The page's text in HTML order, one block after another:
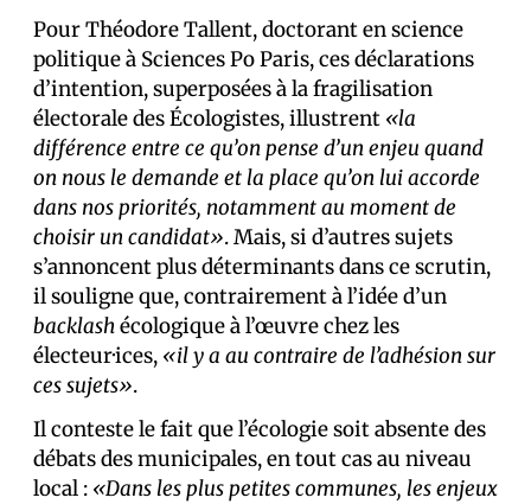
Pour Théodore Tallent, doctorant en science
politique à Sciences Po Paris, ces déclarations
d’intention, superposées à la fragilisation
électorale des Écologistes, illustrent «la
différence entre ce qu’on pense d’un enjeu quand
on nous le demande et la place qu’on lui accorde
dans nos priorités, notamment au moment de
choisir un candidat». Mais, si d’autres sujets
s’annoncent plus déterminants dans ce scrutin,
il souligne que, contrairement à l’idée d’un
backlashécologique à l’œuvre chez les
électeur·ices, «il y a au contraire de l’adhésion sur
ces sujets».
Il conteste le fait que l’écologie soit absente des
débats des municipales, en tout cas au niveau
local : «Dans les plus petites communes, les enjeux